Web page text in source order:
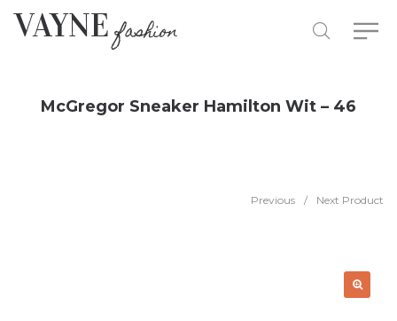
McGregor Sneaker Hamilton Wit – 46
Previous / Next Product